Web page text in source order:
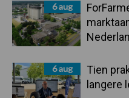
6 aug
6 aug
Tien
langere